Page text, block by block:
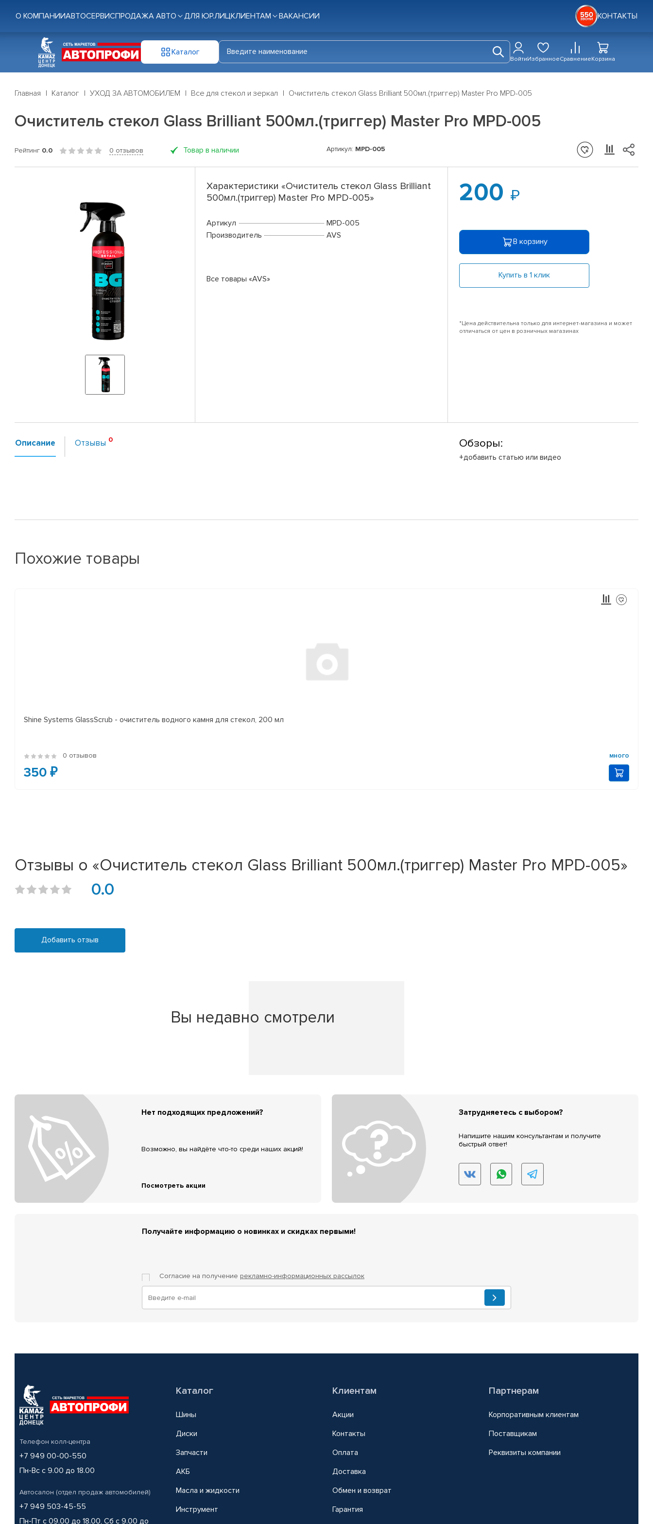
О КОМПАНИИАВТОСЕРВИСПРОДАЖА АВТО ДЛЯ ЮР.ЛИЦКЛИЕНТАМ ВАКАНСИИ КОНТАКТЫ
Каталог
ВойтиИзбранноеСравнениеКорзина
Главная Каталог УХОД ЗА АВТОМОБИЛЕМ Все для стекол и зеркал Очиститель стекол Glass Brilliant 500мл.(триггер) Master Pro MPD-005
Очиститель стекол Glass Brilliant 500мл.(триггер) Master Pro MPD-005
Рейтинг 0.0 0 отзывов Товар в наличии Артикул: MPD-005
Характеристики «Очиститель стекол Glass Brilliant
500мл.(триггер) Master Pro MPD-005»
Артикул
MPD-005
Производитель
AVS
Все товары «AVS»
200
В корзину
Купить в 1 клик
*Цена действительна только для интернет-магазина и может
отличаться от цен в розничных магазинах
Описание Отзывы Обзоры:
+добавить статью или видео
Похожие товары
Shine Systems GlassScrub - очиститель водного камня для стекол, 200 мл
0 отзывов много
350 ₽
Отзывы о «Очиститель стекол Glass Brilliant 500мл.(триггер) Master Pro MPD-005»
0.0
Добавить отзыв
Вы недавно смотрели
Нет подходящих предложений?
Возможно, вы найдёте что-то среди наших акций!
Посмотреть акции
Затрудняетесь с выбором?
Напишите нашим консультантам и получите
быстрый ответ!
Получайте информацию о новинках и скидках первыми!
Согласие на получение рекламно-информационных рассылок
Телефон колл-центра
+7 949 00-00-550
Пн-Вс с 9.00 до 18.00
Автосалон (отдел продаж автомобилей)
+7 949 503-45-55
Пн-Пт с 09.00 до 18.00, Сб с 9.00 до
Каталог
Шины
Диски
Запчасти
АКБ
Масла и жидкости
Инструмент
Клиентам
Акции
Контакты
Оплата
Доставка
Обмен и возврат
Гарантия
Партнерам
Корпоративным клиентам
Поставщикам
Реквизиты компании